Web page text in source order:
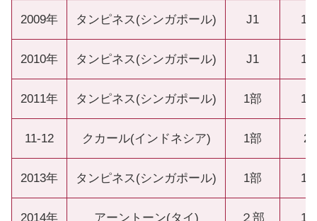
2009年 タンピネス(シンガポール) J1 18
2010年 タンピネス(シンガポール) J1 18
2011年 タンピネス(シンガポール) 1部 18
11-12 クカール(インドネシア) 1部 2
2013年 タンピネス(シンガポール) 1部 16
2014年 アーントーン(タイ) ２部 14